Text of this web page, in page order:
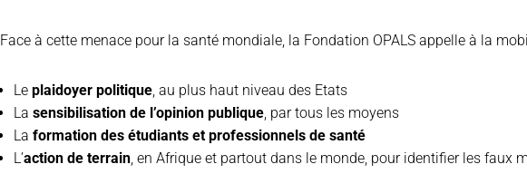
Face à cette menace pour la santé mondiale, la Fondation OPALS appelle à la
Leplaidoyer politique , au plus haut niveau des Etats
Lasensibilisation de l’opinion publique , par tous les moyens
Laformation des étudiants et professionnels de santé
L’action de terrain , en Afrique et partout dans le monde, pour identifier les